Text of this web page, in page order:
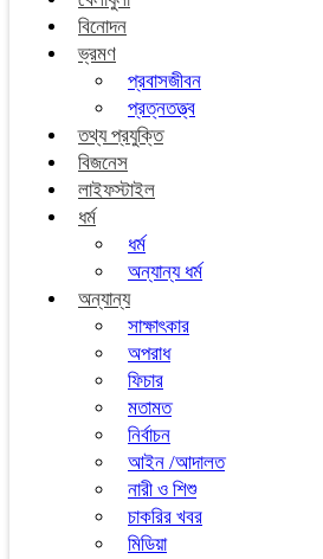
বিনোদন
ভ্রমণ
প্রবাসজীবন
প্রত্নতত্ত্ব
তথ্য প্রযুক্তি
বিজনেস
লাইফস্টাইল
ধর্ম
ধর্ম
অন্যান্য ধর্ম
অন্যান্য
সাক্ষাৎকার
অপরাধ
ফিচার
মতামত
নির্বাচন
আইন /আদালত
নারী ও শিশু
চাকরির খবর
মিডিয়া